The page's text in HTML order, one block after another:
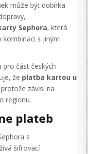
může být dobírka
Sephora, která
s jiným
pro část českých
že platba kartou u
protože závisí na
regionu.
plateb
s
šifrovací